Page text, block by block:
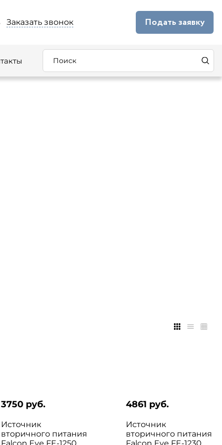
Заказать звонок Подать заявку
3750 руб.
Источник
вторичного питания
4861 руб.
Источник
вторичного питания